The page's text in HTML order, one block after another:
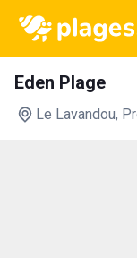
Eden Plage
Le Lavandou,